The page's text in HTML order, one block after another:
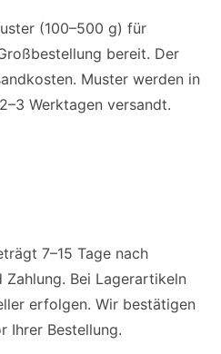
(100–500 g) für
bereit. Der
Muster werden in
Werktagen versandt.
7–15 Tage nach
Bei Lagerartikeln
erfolgen. Wir bestätigen
Ihrer Bestellung.